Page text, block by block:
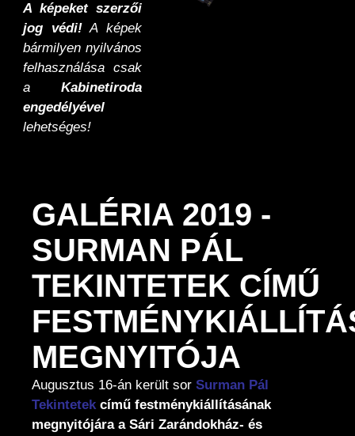
A képeket szerzői
jog védi!A képek
bármilyen nyilvános
felhasználása csak
a Kabinetiroda
engedélyével
lehetséges!
GALÉRIA 2019 -
SURMAN PÁL
TEKINTETEK CÍMŰ
MEGNYITÓJA
Augusztus 16-án került sor Surman Pál
Tekintetekcímű festménykiállításának
megnyitójára a Sári Zarándokház- és